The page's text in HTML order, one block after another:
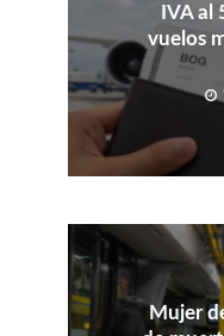
IVA al
vuelos
Mujer